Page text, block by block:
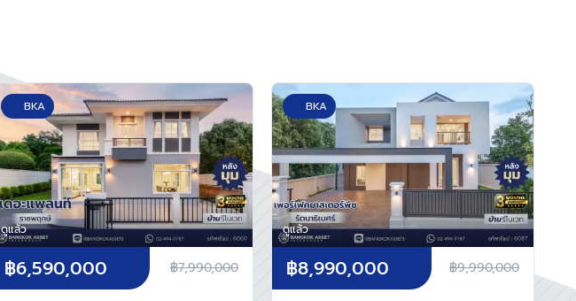
BKA
ดูแล้ว
฿6,590,000 ฿7,990,000
BKA
ดูแล้ว
฿8,990,000 ฿9,990,000